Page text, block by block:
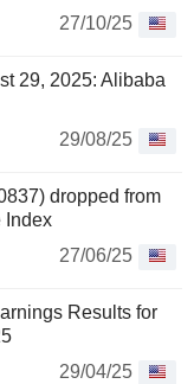
27/10/25
29, 2025: Alibaba
29/08/25
dropped from
Index
27/06/25
Results for
29/04/25